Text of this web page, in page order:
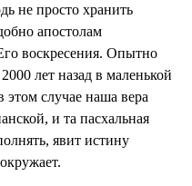
не просто хранить
апостолам
воскресения. Опытно
лет назад в маленькой
случае наша вера
и та пасхальная
явит истину